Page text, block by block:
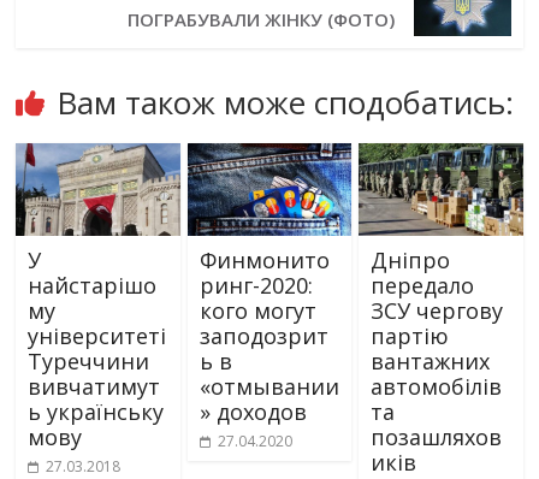
ПОГРАБУВАЛИ ЖІНКУ (ФОТО)
Вам також може сподобатись:
У
найстарішо
му
університеті
Туреччини
вивчатимут
ь українську
мову
27.03.2018
Финмонито
ринг-2020:
кого могут
заподозрит
ь в
«отмывании
» доходов
27.04.2020
Дніпро
передало
ЗСУ чергову
партію
вантажних
автомобілів
та
позашляхов
иків